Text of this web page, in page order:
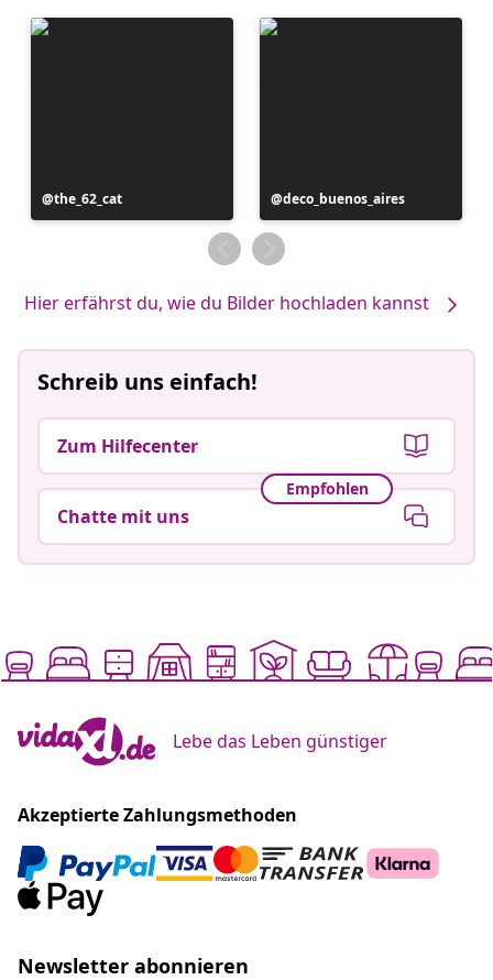
Beitrag
veröffentlicht
the_62_cat
Beitrag
veröffentlicht
von
deco_buenos_aires
Hier erfährst du, wie du Bilder hochladen kannst
Schreib uns einfach!
Zum Hilfecenter
Empfohlen
Chatte mit uns
Lebe das Leben günstiger
Akzeptierte Zahlungsmethoden
Newsletter abonnieren